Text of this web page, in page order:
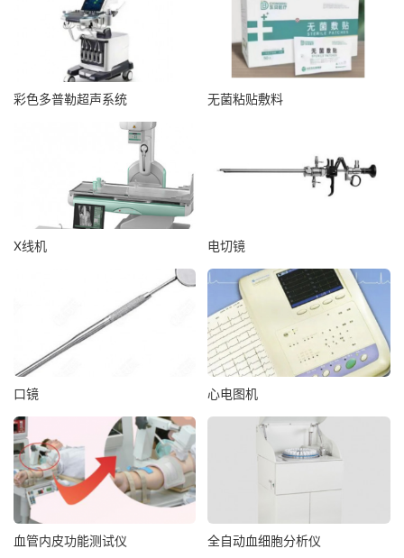
彩色多普勒超声系统 无菌粘贴敷料
X线机 电切镜
口镜 心电图机
血管内皮功能测试仪 全自动血细胞分析仪